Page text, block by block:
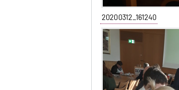
20200312_161240